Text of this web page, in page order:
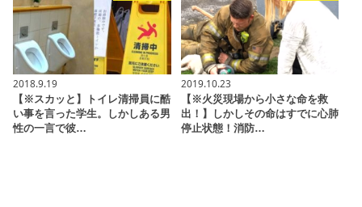
2018.9.19
【※スカッと】トイレ清掃員に酷
い事を言った学生。しかしある男
性の一言で彼…
2019.10.23
【※火災現場から小さな命を救
出！】しかしその命はすでに心肺
停止状態！消防…